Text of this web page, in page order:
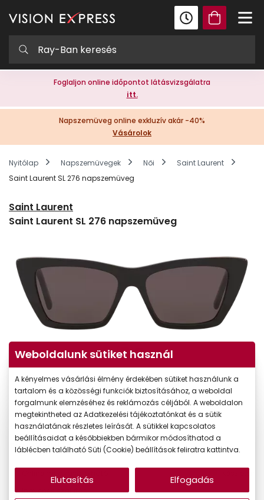
Foglaljon online időpontot látásvizsgálatra
itt.
Napszemüveg online exkluzív akár -40%
Vásárolok
Nyitólap Napszemüvegek Női
Saint Laurent
Saint Laurent SL 276 napszemüveg
Saint Laurent
Saint Laurent SL 276 napszemüveg
Ár: 127.990 Ft
Törzsvásárlói ár: 108.792 Ft
Ingyenes szállítás
Weboldalunk sütiket használ
A kényelmes vásárlási élmény érdekében sütiket használunk a
tartalom és a közösségi funkciók biztosításához, a weboldal
forgalmunk elemzéséhez és reklámozás céljából. A weboldalon
megtekintheted az Adatkezelési tájékoztatónkat és a sütik
használatának részletes leírását. A sütikkel kapcsolatos
beállításaidat a későbbiekben bármikor módosíthatod a
láblécben található Süti (Cookie) beállítások feliratra kattintva.
Elutasítás Elfogadás